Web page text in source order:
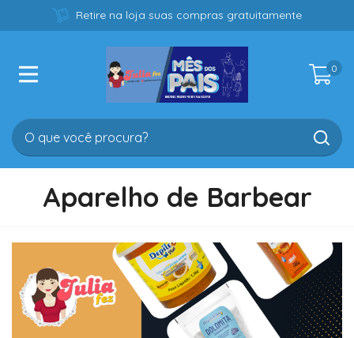
Retire na loja suas compras gratuitamente
0
Aparelho de Barbear